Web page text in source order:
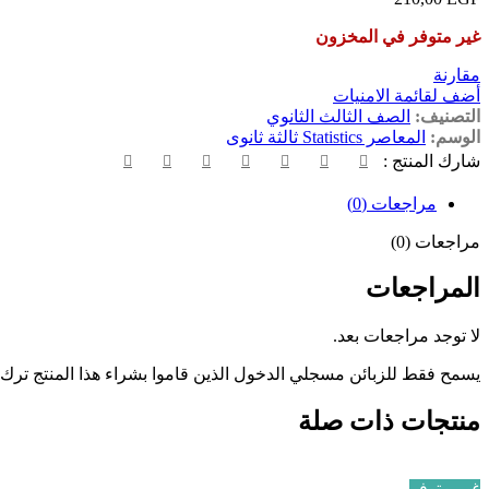
غير متوفر في المخزون
مقارنة
أضف لقائمة الامنيات
التصنيف: الصف الثالث الثانوي
الوسم: المعاصر Statistics ثالثة ثانوى
شارك المنتج :
مراجعات (0)
مراجعات (0)
المراجعات
لا توجد مراجعات بعد.
يسمح فقط للزبائن مسجلي الدخول الذين قاموا بشراء هذا المنتج
منتجات ذات صلة